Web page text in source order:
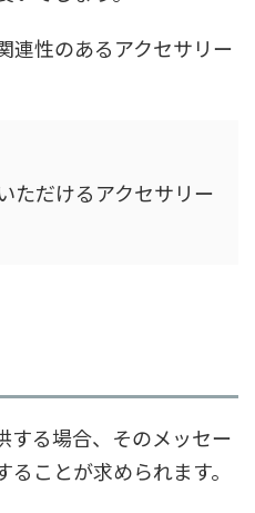
連性のあるアクセサリー
ただけるアクセサリー
する場合、そのメッセー
ことが求められます。